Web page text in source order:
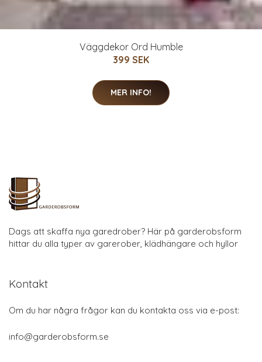
Väggdekor Ord Humble
399 SEK
MER INFO!
Dags att skaffa nya garedrober? Här på garderobsform
hittar du alla typer av garerober, klädhängare och hyllor
Kontakt
Om du har några frågor kan du kontakta oss via e-post:
info@garderobsform.se